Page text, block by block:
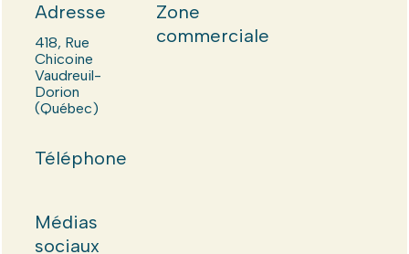
Adresse
418, Rue
Chicoine
Vaudreuil-
Dorion
(Québec)
Téléphone
Médias
sociaux
Zone
commerciale